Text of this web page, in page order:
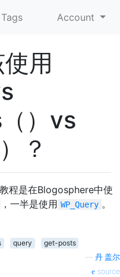
Tags Account
用
）vs
？
程是在Blogosphere中使
，一半是使用 WP_Query 。
query
get-posts
丹·盖尔
source